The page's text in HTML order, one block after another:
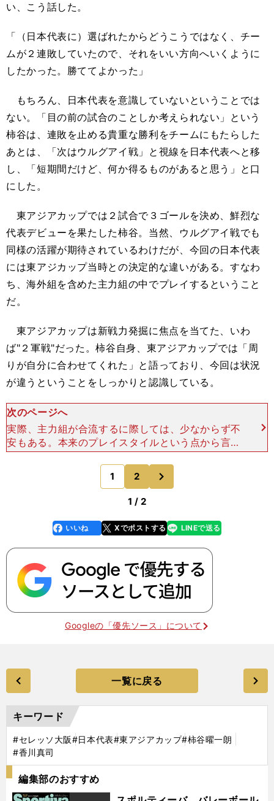
い、こう話した。
「（日本代表に）選ばれたからどうこうではなく、チー
ムが２連敗していたので、それをいい方向へいくように
したかった。勝ててよかった」
もちろん、日本代表を意識していないということでは
ない。「目の前の試合のことしか考えられない」という
柿谷は、連敗を止める貴重な勝利をチームにもたらした
あとは、「次はウルグアイ戦」と視線を日本代表へと移
し、「短期間だけど、何か得るものがあると思う」と口
にした。
東アジアカップでは２試合で３ゴールを決め、鮮烈な
代表デビューを果たした柿谷。当然、ウルグアイ戦でも
同様の活躍が期待されているわけだが、今回の日本代表
には東アジカップ当時との決定的な違いがある。すなわ
ち、海外組を含めた主力組の中でプレイするということ
だ。
東アジアカップは新戦力発掘に焦点を当てた、いわ
ば"２軍戦"だった。柿谷自身、東アジアカップでは「周
りが自分に合わせてくれた」と語っており、今回は状況
が違うということをしっかりと認識している。
次のページへ
実際、主力組が合流するに際しては、少なからず不
安もある。本来のプレイスタイルという点から言え
ば、日本代表と柿谷とは必ずしも相性がいいとは言
えないからだ。 高い位置にポジションを取って相
手ＤＦライン
1 2
1 / 2
faceboo
k
いいね Xでポストする
line LINEで送る
Googleの「優先ソース」について
一覧に戻る
キーワード
#セレッソ大阪#日本代表#東アジアカップ#柿谷曜一朗
#香川真司
編集部のおすすめ